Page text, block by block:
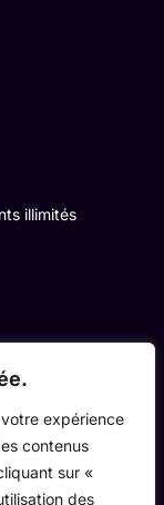
expérience
contenus
sur «
des
illimités